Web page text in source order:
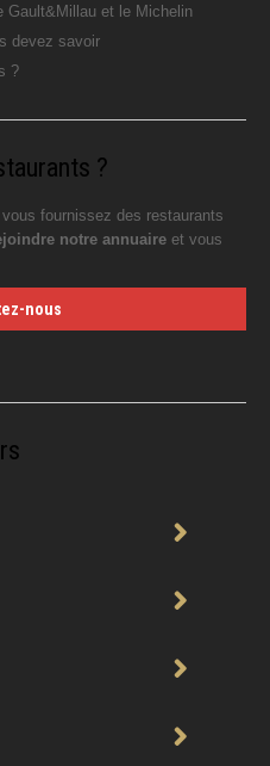
Gault&Millau et le Michelin
devez savoir
?
?
fournissez des restaurants
notre annuaire et vous
nous